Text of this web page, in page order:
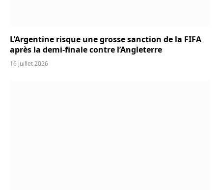
L’Argentine risque une grosse sanction de la FIFA
après la demi-finale contre l’Angleterre
16 juillet 2026